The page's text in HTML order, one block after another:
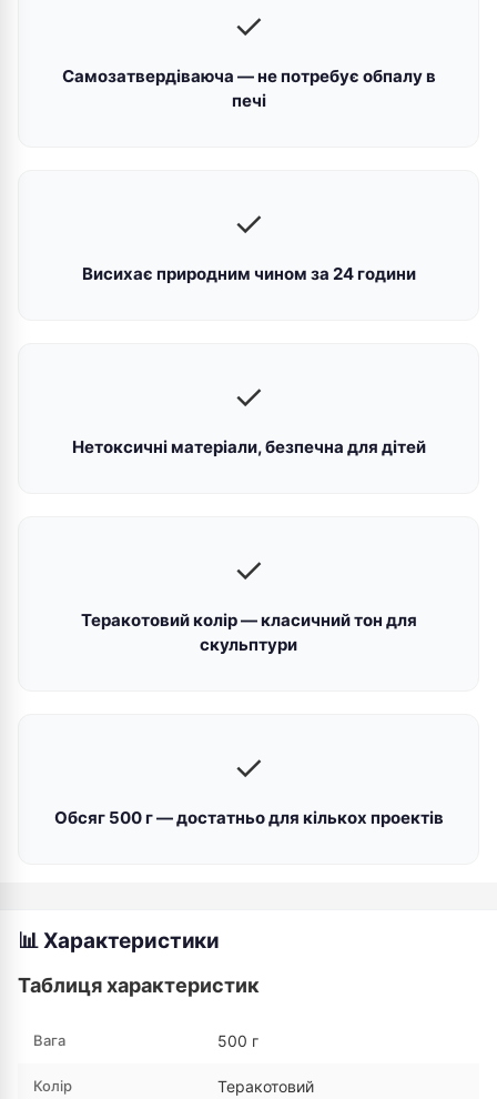
✓
Самозатвердіваюча — не потребує обпалу в
печі
✓
Висихає природним чином за 24 години
✓
Нетоксичні матеріали, безпечна для дітей
✓
Теракотовий колір — класичний тон для
скульптури
✓
Обсяг 500 г — достатньо для кількох проектів
📊 Характеристики
Таблиця характеристик
Вага 500 г
Колір Теракотовий